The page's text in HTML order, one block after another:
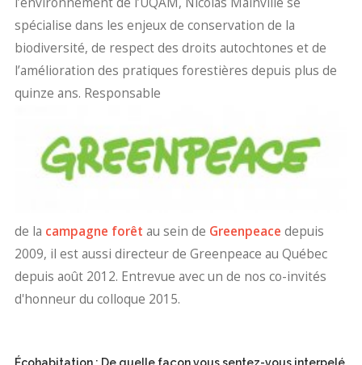
spécialise dans les enjeux de conservation de la
biodiversité, de respect des droits autochtones et de
l’amélioration des pratiques forestières depuis plus de
quinze ans. Responsable
de la campagne forêt au sein de Greenpeace depuis
2009, il est aussi directeur de Greenpeace au Québec
depuis août 2012. Entrevue avec un de nos co-invités
d'honneur du colloque 2015.
Écohabitation : De quelle façon vous sentez-vous interpelé